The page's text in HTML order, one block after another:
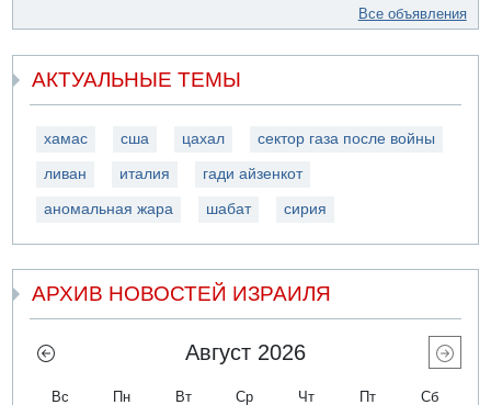
Все объявления
АКТУАЛЬНЫЕ ТЕМЫ
хамас сша цахал сектор газа после войны
ливан италия гади айзенкот
аномальная жара шабат сирия
АРХИВ НОВОСТЕЙ ИЗРАИЛЯ
Август 2026
Вс Пн Вт Ср Чт Пт Сб